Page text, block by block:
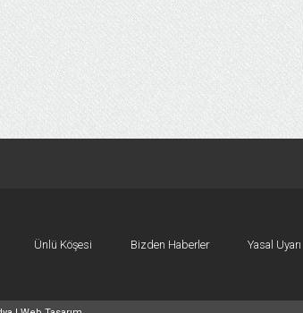
Ünlü Köşesi Bizden Haberler Yasal Uyarı